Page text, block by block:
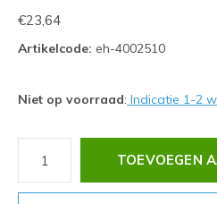
€23,64
Artikelcode: eh-4002510
Niet op voorraad: Indicatie 1-2
TOEVOEGEN